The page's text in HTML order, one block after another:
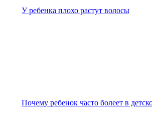
У ребенка плохо растут волосы
Почему ребенок часто болеет в